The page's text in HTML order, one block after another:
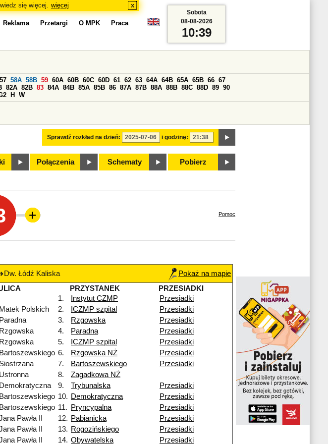
się więcej. więcej x
Reklama Przetargi O MPK Praca
Sprawdź rozkład na dzień: i godzinę:
57 58A 58B 59 60A 60B 60C 60D 61 62 63 64A 64B 65A 65B 66 67
82A 82B 83 84A 84B 85A 85B 86 87A 87B 88A 88B 88C 88D 89 90
H W
Połączenia Schematy Pobierz
Sobota
08-08-2026
10:39
Pomoc
Dw. Łódź Kaliska
Pokaż na mapie
PRZYSTANEK
PRZESIADKI
1.
Instytut CZMP
Przesiadki
Matek Polskich
2. ICZMP szpital
Przesiadki
Paradna
3. Rzgowska
Przesiadki
Rzgowska
4. Paradna
Przesiadki
Rzgowska
5. ICZMP szpital
Przesiadki
Bartoszewskiego 6. Rzgowska NŻ
Przesiadki
Siostrzana
7. Bartoszewskiego
Przesiadki
Ustronna
8.
Zagadkowa NŻ
Demokratyczna
9. Trybunalska
Przesiadki
Bartoszewskiego 10. Demokratyczna
Przesiadki
Bartoszewskiego 11. Pryncypalna
Przesiadki
Pawła II
12. Pabianicka
Przesiadki
Pawła II
13. Rogozińskiego
Przesiadki
Pawła II
14. Obywatelska Przesiadki